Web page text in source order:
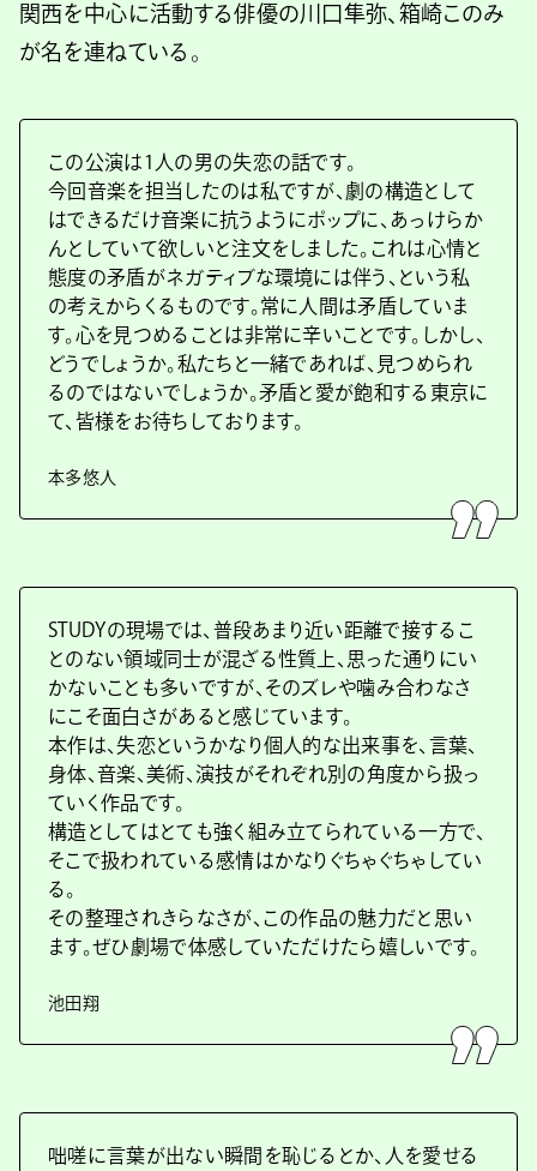
関西を中心に活動する俳優の川口隼弥、箱崎このみ
が名を連ねている。
この公演は1人の男の失恋の話です。
今回音楽を担当したのは私ですが、劇の構造として
はできるだけ音楽に抗うようにポップに、あっけらか
んとしていて欲しいと注文をしました。これは心情と
態度の矛盾がネガティブな環境には伴う、という私
の考えからくるものです。常に人間は矛盾していま
す。心を見つめることは非常に辛いことです。しかし、
どうでしょうか。私たちと一緒であれば、見つめられ
るのではないでしょうか。矛盾と愛が飽和する東京に
て、皆様をお待ちしております。
本多悠人
STUDYの現場では、普段あまり近い距離で接するこ
とのない領域同士が混ざる性質上、思った通りにい
かないことも多いですが、そのズレや噛み合わなさ
にこそ面白さがあると感じています。
本作は、失恋というかなり個人的な出来事を、言葉、
身体、音楽、美術、演技がそれぞれ別の角度から扱っ
ていく作品です。
構造としてはとても強く組み立てられている一方で、
そこで扱われている感情はかなりぐちゃぐちゃしてい
る。
その整理されきらなさが、この作品の魅力だと思い
ます。ぜひ劇場で体感していただけたら嬉しいです。
池田翔
咄嗟に言葉が出ない瞬間を恥じるとか、人を愛せる